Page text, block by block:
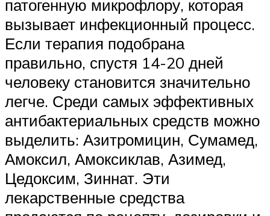
патогенную микрофлору, которая
вызывает инфекционный процесс.
Если терапия подобрана
правильно, спустя 14-20 дней
человеку становится значительно
легче. Среди самых эффективных
антибактериальных средств можно
выделить: Азитромицин, Сумамед,
Амоксил, Амоксиклав, Азимед,
Цедоксим, Зиннат. Эти
лекарственные средства